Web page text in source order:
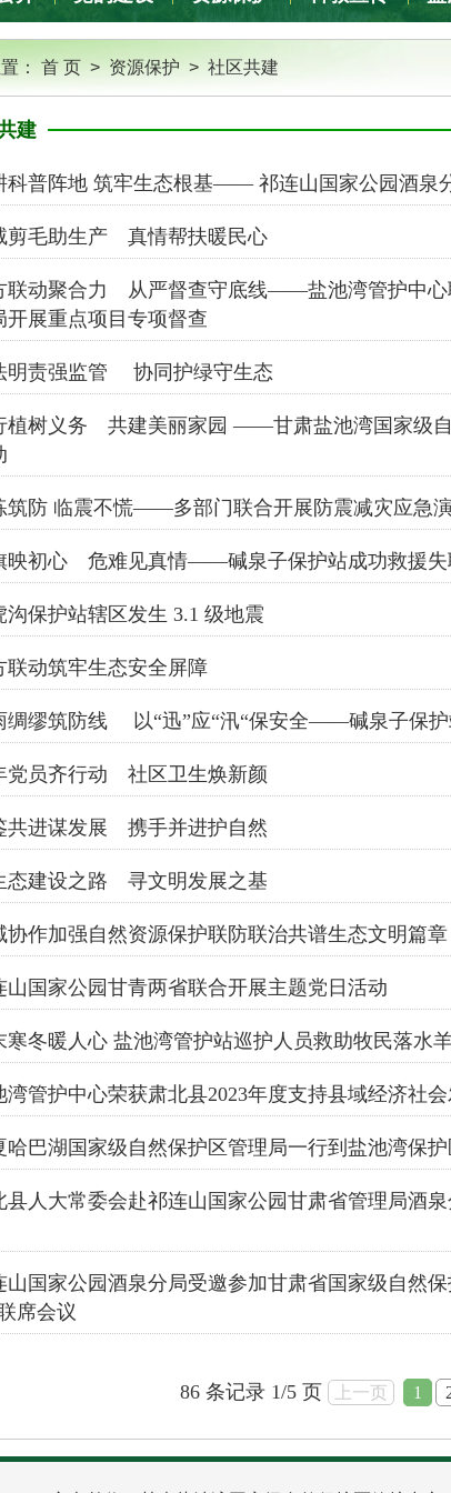
： 首 页 > 资源保护 > 社区共建
建
科普阵地 筑牢生态根基—— 祁连山国家公园酒泉
剪毛助生产 真情帮扶暖民心
联动聚合力 从严督查守底线——盐池湾管护中心
开展重点项目专项督查
明责强监管 协同护绿守生态
植树义务 共建美丽家园 ——甘肃盐池湾国家级
筑防 临震不慌——多部门联合开展防震减灾应急
映初心 危难见真情——碱泉子保护站成功救援失
沟保护站辖区发生 3.1 级地震
联动筑牢生态安全屏障
绸缪筑防线 以“迅”应“汛“保安全——碱泉子保护
党员齐行动 社区卫生焕新颜
共进谋发展 携手并进护自然
态建设之路 寻文明发展之基
协作加强自然资源保护联防联治共谱生态文明篇章
山国家公园甘青两省联合开展主题党日活动
寒冬暖人心 盐池湾管护站巡护人员救助牧民落水
湾管护中心荣获肃北县2023年度支持县域经济社
哈巴湖国家级自然保护区管理局一行到盐池湾保
县人大常委会赴祁连山国家公园甘肃省管理局酒
山国家公园酒泉分局受邀参加甘肃省国家级自然
席会议
86 条记录 1/5 页 上一页 1